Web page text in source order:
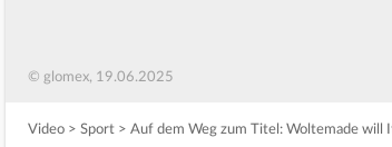
© glomex, 19.06.2025
Video > Sport > Auf dem Weg zum Titel: Woltemade will